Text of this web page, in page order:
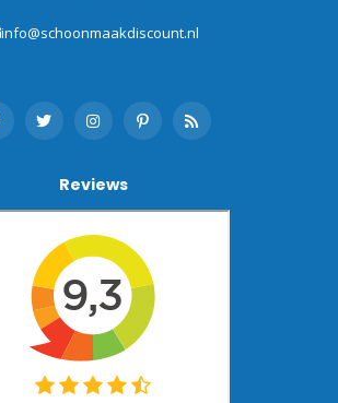
info@schoonmaakdiscount.nl
Reviews